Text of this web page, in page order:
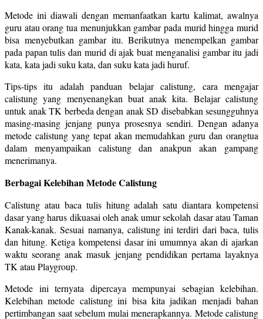
Metode ini diawali dengan memanfaatkan kartu kalimat, awalnya
guru atau orang tua menunjukkan gambar pada murid hingga murid
bisa menyebutkan gambar itu. Berikutnya menempelkan gambar
pada papan tulis dan murid di ajak buat menganalisi gambar itu jadi
kata, kata jadi suku kata, dan suku kata jadi huruf.
Tips-tips itu adalah panduan belajar calistung, cara mengajar
calistung yang menyenangkan buat anak kita. Belajar calistung
untuk anak TK berbeda dengan anak SD disebabkan sesungguhnya
masing-masing jenjang punya prosesnya sendiri. Dengan adanya
metode calistung yang tepat akan memudahkan guru dan orangtua
dalam menyampaikan calistung dan anakpun akan gampang
menerimanya.
Berbagai Kelebihan Metode Calistung
Calistung atau baca tulis hitung adalah satu diantara kompetensi
dasar yang harus dikuasai oleh anak umur sekolah dasar atau Taman
Kanak-kanak. Sesuai namanya, calistung ini terdiri dari baca, tulis
dan hitung. Ketiga kompetensi dasar ini umumnya akan di ajarkan
waktu seorang anak masuk jenjang pendidikan pertama layaknya
TK atau Playgroup.
Metode ini ternyata dipercaya mempunyai sebagian kelebihan.
Kelebihan metode calistung ini bisa kita jadikan menjadi bahan
pertimbangan saat sebelum mulai menerapkannya. Metode calistung